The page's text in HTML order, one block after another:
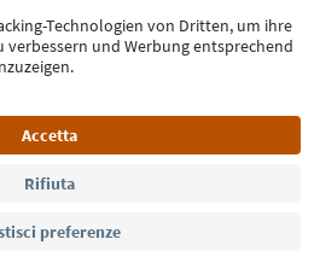
Press MICE
Privacy Policy
Crediti
Cookie Policy
Alto Adige B2B